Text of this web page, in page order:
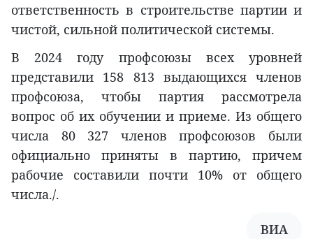
ответственность в строительстве партии и
чистой, сильной политической системы.
В 2024 году профсоюзы всех уровней
представили 158 813 выдающихся членов
профсоюза, чтобы партия рассмотрела
вопрос об их обучении и приеме. Из общего
числа 80 327 членов профсоюзов были
официально приняты в партию, причем
рабочие составили почти 10% от общего
числа./.
ВИА